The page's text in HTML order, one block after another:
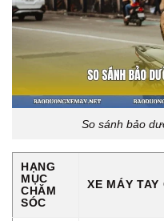
So sánh bảo
HẠNG
MỤC
CHĂM
SÓC
XE MÁY TAY